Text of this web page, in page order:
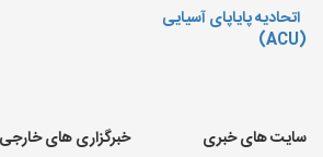
اتحادیه پایاپای آسیایی
سایت های خبری خبرگزاری های خارجی